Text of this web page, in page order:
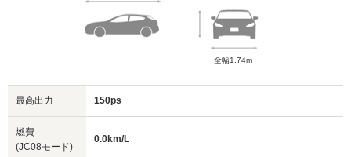
全幅1.74m
最高出力 150ps
燃費
(JC08モード)
0.0km/L